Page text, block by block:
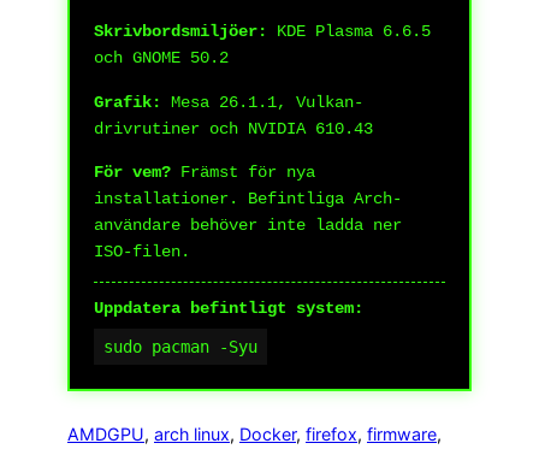
Skrivbordsmiljöer:
KDE Plasma 6.6.5
och GNOME 50.2
Grafik:
Mesa 26.1.1, Vulkan-
drivrutiner och NVIDIA 610.43
För vem? Främst för nya
installationer. Befintliga Arch-
användare behöver inte ladda ner
ISO-filen.
Uppdatera befintligt system:
sudo pacman -Syu
AMDGPU, arch linux, Docker, firefox, firmware